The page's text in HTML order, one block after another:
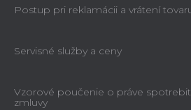
Postup pri reklamácii a vrátení
Servisné služby a ceny
Vzorové poučenie o práve
zmluvy